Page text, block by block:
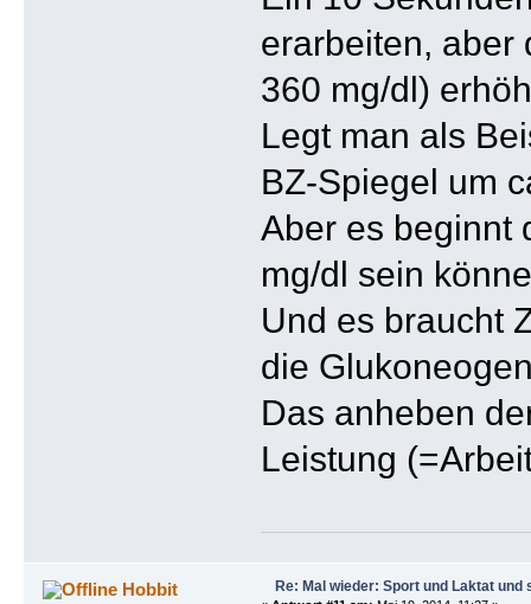
erarbeiten, aber
360 mg/dl)
Legt man als
BZ-Spiegel um
Aber es beginnt
mg/dl sein
Und es braucht
die
Das anheben
Leistung
Hobbit Re: Mal wieder: Sport und Laktat und